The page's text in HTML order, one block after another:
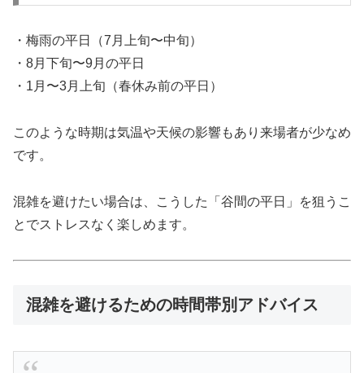
・梅雨の平日（7月上旬〜中旬）
・8月下旬〜9月の平日
・1月〜3月上旬（春休み前の平日）
このような時期は気温や天候の影響もあり来場者が少なめ
です。
混雑を避けたい場合は、こうした「谷間の平日」を狙うこ
とでストレスなく楽しめます。
混雑を避けるための時間帯別アドバイス